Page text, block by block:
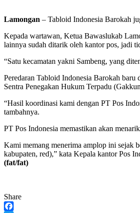
Lamongan – Tabloid Indonesia Barokah
Kepada wartawan, Ketua Bawaslukab
lainnya sudah ditarik oleh kantor pos, jadi
“Satu kecamatan yakni Sambeng, yang
Peredaran Tabloid Indonesia Barokah
Sentra Penegakan Hukum Terpadu
“Hasil koordinasi kami dengan PT Pos
tambahnya.
PT Pos Indonesia memastikan akan
Kami memang menerima amplop ini sejak
kabupaten, red),” kata Kepala kantor Pos
(fat/fat)
Share